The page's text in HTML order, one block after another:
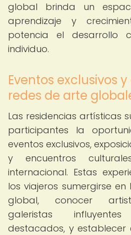
global brinda un
aprendizaje y
potencia el desarrollo
individuo.
Eventos exclusivos
redes de arte
Las residencias artísticas
participantes la
eventos exclusivos,
y encuentros
internacional. Estas
los viajeros sumergirse
global, conocer
galeristas
destacados, y establecer